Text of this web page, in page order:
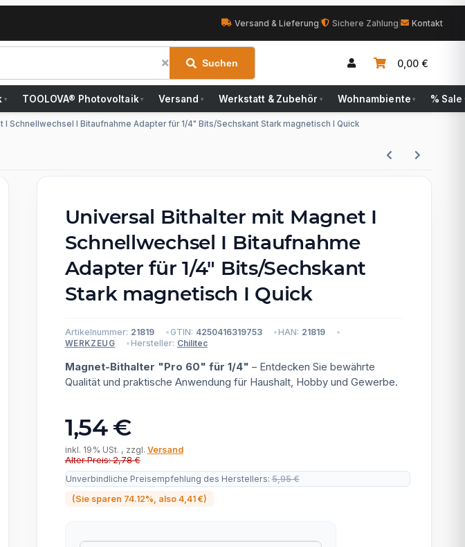
Versand & Lieferung Sichere Zahlung Kontakt
Suchen 0,00 €
▾ TOOLOVA® Photovoltaik ▾ Versand ▾ Werkstatt & Zubehör ▾ Wohnambiente ▾ % Sale
I Schnellwechsel I Bitaufnahme Adapter für 1/4" Bits/Sechskant Stark magnetisch I Quick
Universal Bithalter mit Magnet I
Schnellwechsel I Bitaufnahme
Adapter für 1/4" Bits/Sechskant
Stark magnetisch I Quick
Artikelnummer: 21819 GTIN: 4250416319753 HAN: 21819
WERKZEUG Hersteller: Chilitec
Magnet-Bithalter "Pro 60" für 1/4" – Entdecken Sie bewährte
Qualität und praktische Anwendung für Haushalt, Hobby und Gewerbe.
1,54 €
inkl. 19% USt. , zzgl. Versand
Alter Preis: 2,78 €
Unverbindliche Preisempfehlung des Herstellers:5,95 €
(Sie sparen 74.12% , also 4,41 €)